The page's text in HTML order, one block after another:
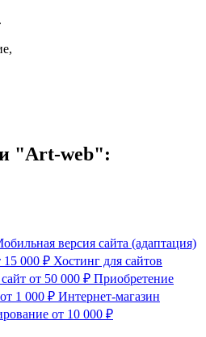
"Art-web":
версия сайта (адаптация)
15 000 ₽ Хостинг для сайтов
от 50 000 ₽ Приобретение
от 1 000 ₽ Интернет-магазин
от 10 000 ₽